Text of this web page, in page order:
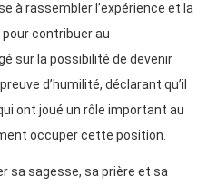
à rassembler l’expérience et la
contribuer au
sur la possibilité de devenir
d’humilité, déclarant qu’il
ont joué un rôle important au
occuper cette position.
sa sagesse, sa prière et sa